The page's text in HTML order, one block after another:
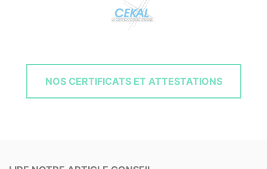
NOS CERTIFICATS ET ATTESTATIONS